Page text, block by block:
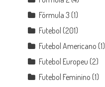
Fórmula 3 (1)
Futebol (201)
Futebol Americano (1)
Futebol Europeu (2)
Futebol Feminino (1)